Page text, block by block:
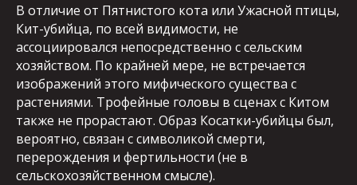
В отличие от Пятнистого кота или Ужасной птицы,
Кит-убийца, по всей видимости, не
ассоциировался непосредственно с сельским
хозяйством. По крайней мере, не встречается
изображений этого мифического существа с
растениями. Трофейные головы в сценах с Китом
также не прорастают. Образ Косатки-убийцы был,
вероятно, связан с символикой смерти,
перерождения и фертильности (не в
сельскохозяйственном смысле).